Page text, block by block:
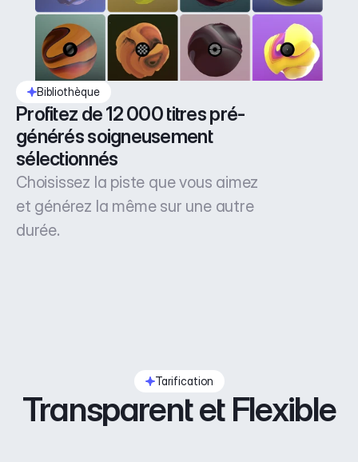
Bibliothèque
Profitez de 12 000 titres pré-
générés soigneusement
sélectionnés
Choisissez la piste que vous aimez
et générez la même sur une autre
durée.
Tarification
Transparent et Flexible